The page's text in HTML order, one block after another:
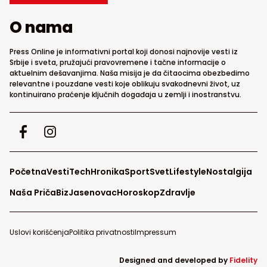
O nama
Press Online je informativni portal koji donosi najnovije vesti iz
Srbije i sveta, pružajući pravovremene i tačne informacije o
aktuelnim dešavanjima. Naša misija je da čitaocima obezbedimo
relevantne i pouzdane vesti koje oblikuju svakodnevni život, uz
kontinuirano praćenje ključnih događaja u zemlji i inostranstvu.
PočetnaVestiTechHronikaSportSvetLifestyleNostalgija
Naša PričaBizJasenovacHoroskopZdravlje
Uslovi korišćenjaPolitika privatnostiImpressum
Designed and developed by Fidelity